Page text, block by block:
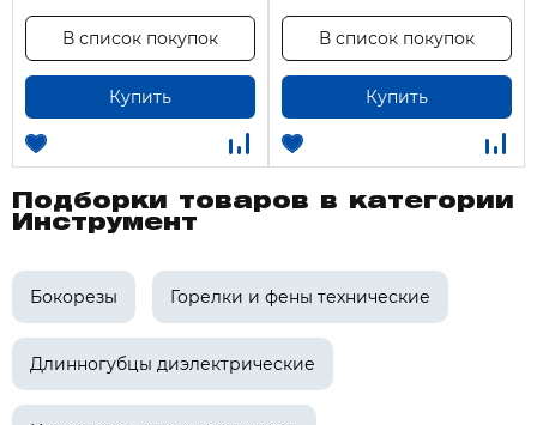
Купить
В список покупок
Купить
В список покупок
Подборки товаров в категории
Инструмент
Бокорезы Горелки и фены технические
Длинногубцы диэлектрические